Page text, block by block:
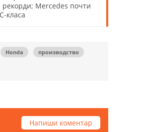
Mercedes почти
класа
Honda
производство
Напиши коментар